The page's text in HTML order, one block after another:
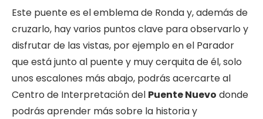
Este puente es el emblema de Ronda y, además de
cruzarlo, hay varios puntos clave para observarlo y
disfrutar de las vistas, por ejemplo en el Parador
que está junto al puente y muy cerquita de él, solo
unos escalones más abajo, podrás acercarte al
Centro de Interpretación del Puente Nuevo donde
podrás aprender más sobre la historia y